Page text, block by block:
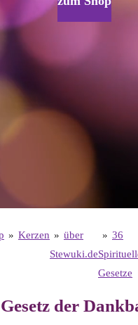
» Kerzen » über
Stewuki.de
» 36
Gesetze
der